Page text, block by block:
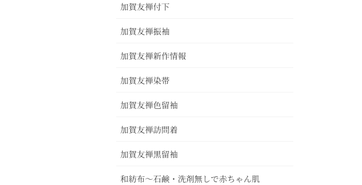
加賀友禅付下
加賀友禅振袖
加賀友禅新作情報
加賀友禅染帯
加賀友禅色留袖
加賀友禅訪問着
加賀友禅黒留袖
和紡布～石鹸・洗剤無しで赤ちゃん肌